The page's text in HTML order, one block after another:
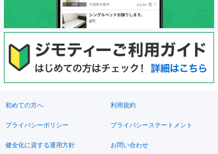
初めての方へ 利用規約
プライバシーポリシー プライバシーステートメント
健全化に資する運用方針 お問い合わせ